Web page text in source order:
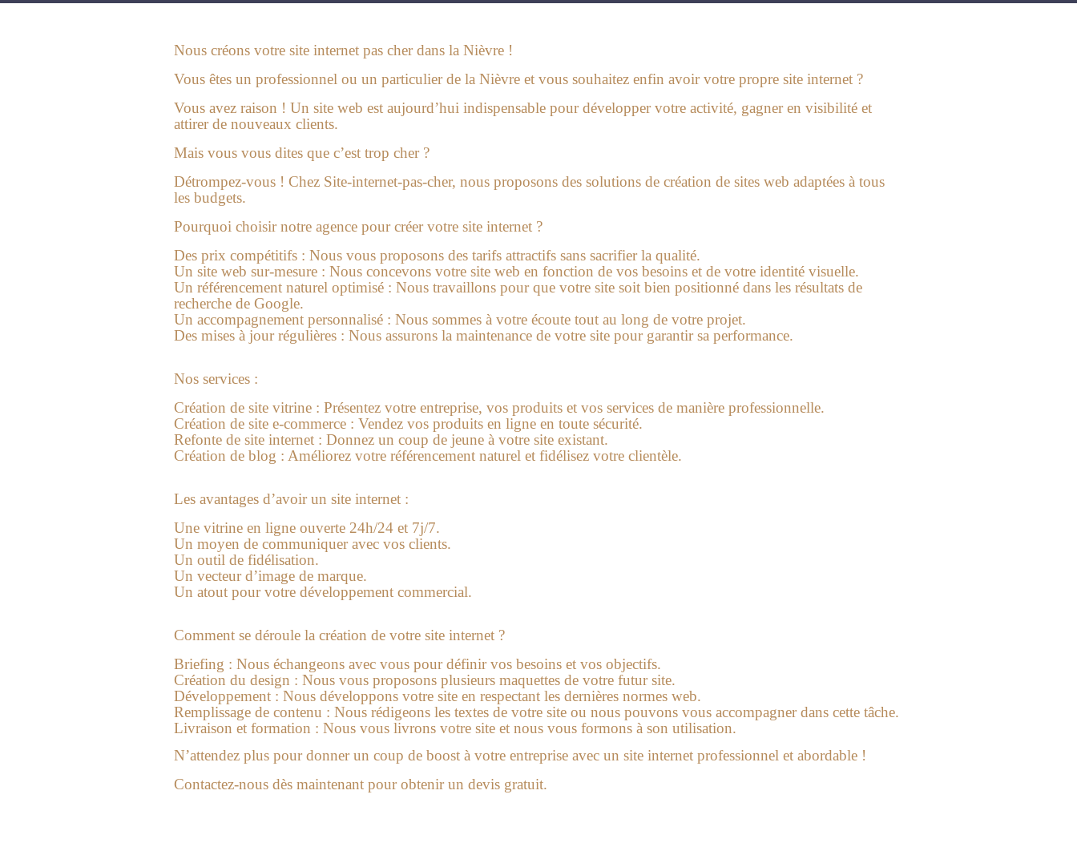
Nous créons votre site internet pas cher dans la Nièvre !
Vous êtes un professionnel ou un particulier de la Nièvre et vous souhaitez enfin avoir votre propre site internet ?
Vous avez raison ! Un site web est aujourd’hui indispensable pour développer votre activité, gagner en visibilité et
attirer de nouveaux clients.
Mais vous vous dites que c’est trop cher ?
Détrompez-vous ! Chez Site-internet-pas-cher, nous proposons des solutions de création de sites web adaptées à tous
les budgets.
Pourquoi choisir notre agence pour créer votre site internet ?
Des prix compétitifs : Nous vous proposons des tarifs attractifs sans sacrifier la qualité.
Un site web sur-mesure : Nous concevons votre site web en fonction de vos besoins et de votre identité visuelle.
Un référencement naturel optimisé : Nous travaillons pour que votre site soit bien positionné dans les résultats de
recherche de Google.
Un accompagnement personnalisé : Nous sommes à votre écoute tout au long de votre projet.
Des mises à jour régulières : Nous assurons la maintenance de votre site pour garantir sa performance.
Nos services :
Création de site vitrine : Présentez votre entreprise, vos produits et vos services de manière professionnelle.
Création de site e-commerce : Vendez vos produits en ligne en toute sécurité.
Refonte de site internet : Donnez un coup de jeune à votre site existant.
Création de blog : Améliorez votre référencement naturel et fidélisez votre clientèle.
Les avantages d’avoir un site internet :
Une vitrine en ligne ouverte 24h/24 et 7j/7.
Un moyen de communiquer avec vos clients.
Un outil de fidélisation.
Un vecteur d’image de marque.
Un atout pour votre développement commercial.
Comment se déroule la création de votre site internet ?
Briefing : Nous échangeons avec vous pour définir vos besoins et vos objectifs.
Création du design : Nous vous proposons plusieurs maquettes de votre futur site.
Développement : Nous développons votre site en respectant les dernières normes web.
Remplissage de contenu : Nous rédigeons les textes de votre site ou nous pouvons vous accompagner dans cette tâche.
Livraison et formation : Nous vous livrons votre site et nous vous formons à son utilisation.
N’attendez plus pour donner un coup de boost à votre entreprise avec un site internet professionnel et abordable !
Contactez-nous dès maintenant pour obtenir un devis gratuit.